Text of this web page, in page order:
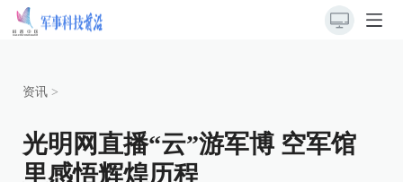
资讯 >
光明网直播“云”游军博 空军馆
里感悟辉煌历程